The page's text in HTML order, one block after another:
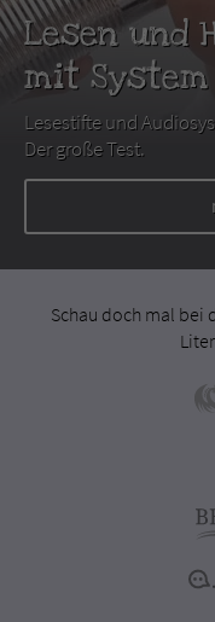
Lesen und
mit System
Lesestifte und
Der große Test.
Schau doch mal bei